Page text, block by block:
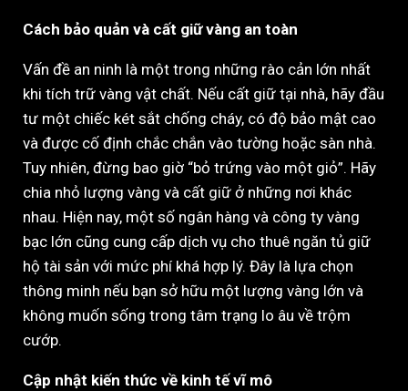
Cách bảo quản và cất giữ vàng an toàn
Vấn đề an ninh là một trong những rào cản lớn nhất
khi tích trữ vàng vật chất. Nếu cất giữ tại nhà, hãy đầu
tư một chiếc két sắt chống cháy, có độ bảo mật cao
và được cố định chắc chắn vào tường hoặc sàn nhà.
Tuy nhiên, đừng bao giờ “bỏ trứng vào một giỏ”. Hãy
chia nhỏ lượng vàng và cất giữ ở những nơi khác
nhau. Hiện nay, một số ngân hàng và công ty vàng
bạc lớn cũng cung cấp dịch vụ cho thuê ngăn tủ giữ
hộ tài sản với mức phí khá hợp lý. Đây là lựa chọn
thông minh nếu bạn sở hữu một lượng vàng lớn và
không muốn sống trong tâm trạng lo âu về trộm
cướp.
Cập nhật kiến thức về kinh tế vĩ mô